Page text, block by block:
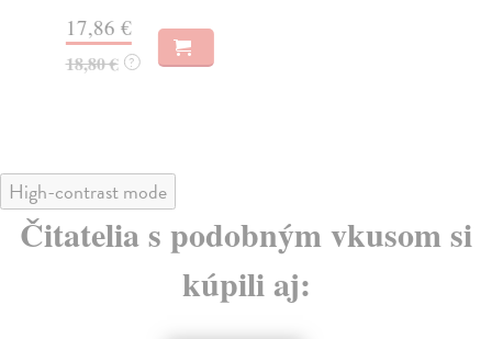
17,86 €
18,80 € ?
High-contrast mode
Čitatelia s podobným vkusom si
kúpili aj: